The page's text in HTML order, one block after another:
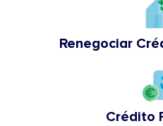
Renegociar
Crédito